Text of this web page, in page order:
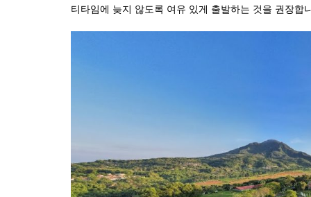
티타임에 늦지 않도록 여유 있게 출발하는 것을 권장합